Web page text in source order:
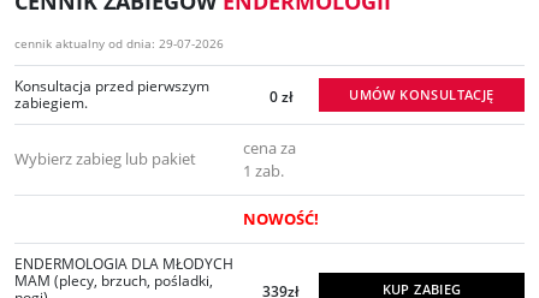
cennik aktualny od dnia: 29-07-2026
Konsultacja przed pierwszym
zabiegiem.
0 zł UMÓW KONSULTACJĘ
Wybierz zabieg lub pakiet
cena za
1 zab.
NOWOŚĆ!
ENDERMOLOGIA DLA MŁODYCH
MAM (plecy, brzuch, pośladki,
339zł KUP ZABIEG